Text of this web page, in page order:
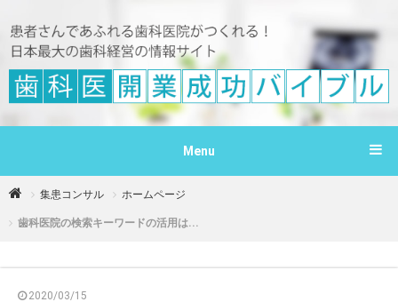
Menu
集患コンサル ホームページ
歯科医院の検索キーワードの活用は...
2020/03/15